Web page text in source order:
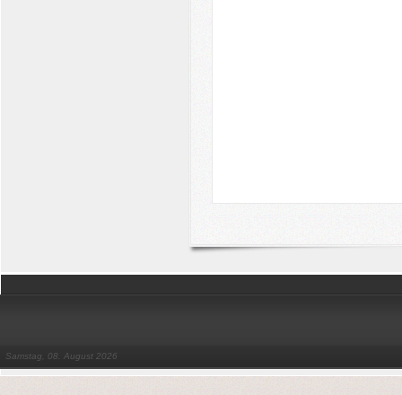
Samstag, 08. August 2026